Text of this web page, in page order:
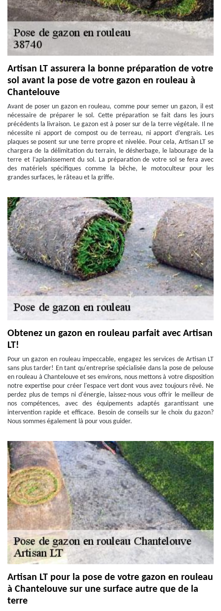
Artisan LT assurera la bonne préparation de votre
sol avant la pose de votre gazon en rouleau à
Chantelouve
Avant de poser un gazon en rouleau, comme pour semer un gazon, il est
nécessaire de préparer le sol. Cette préparation se fait dans les jours
précédents la livraison. Le gazon est à poser sur de la terre végétale. Il ne
nécessite ni apport de compost ou de terreau, ni apport d’engrais. Les
plaques se posent sur une terre propre et nivelée. Pour cela, Artisan LT se
chargera de la délimitation du terrain, le désherbage, le labourage de la
terre et l’aplanissement du sol. La préparation de votre sol se fera avec
des matériels spécifiques comme la bêche, le motoculteur pour les
grandes surfaces, le râteau et la griffe.
Obtenez un gazon en rouleau parfait avec Artisan
LT!
Pour un gazon en rouleau impeccable, engagez les services de Artisan LT
sans plus tarder! En tant qu'entreprise spécialisée dans la pose de pelouse
en rouleau à Chantelouve et ses environs, nous mettons à votre disposition
notre expertise pour créer l'espace vert dont vous avez toujours rêvé. Ne
perdez plus de temps ni d'énergie, laissez-nous vous offrir le meilleur de
nos compétences, avec des équipements adaptés garantissant une
intervention rapide et efficace. Besoin de conseils sur le choix du gazon?
Nous sommes également là pour vous guider.
Artisan LT pour la pose de votre gazon en rouleau
à Chantelouve sur une surface autre que de la
terre